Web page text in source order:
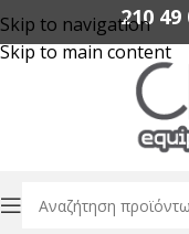
Skip to navigation
Skip to main content
210 49
Αρχική σελίδα/